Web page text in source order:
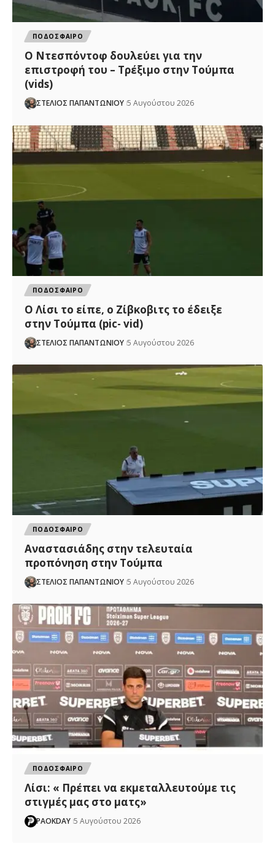
ΠΟΔΟΣΦΑΙΡΟ
Ο Ντεσπόντοφ δουλεύει για την
επιστροφή του – Τρέξιμο στην Τούμπα
(vids)
ΣΤΕΛΙΟΣ ΠΑΠΑΝΤΩΝΙΟΥ 5 Αυγούστου 2026
ΠΟΔΟΣΦΑΙΡΟ
Ο Λίσι το είπε, ο Ζίβκοβιτς το έδειξε
στην Τούμπα (pic- vid)
ΣΤΕΛΙΟΣ ΠΑΠΑΝΤΩΝΙΟΥ 5 Αυγούστου 2026
ΠΟΔΟΣΦΑΙΡΟ
Αναστασιάδης στην τελευταία
προπόνηση στην Τούμπα
ΣΤΕΛΙΟΣ ΠΑΠΑΝΤΩΝΙΟΥ 5 Αυγούστου 2026
ΠΟΔΟΣΦΑΙΡΟ
Λίσι: « Πρέπει να εκμεταλλευτούμε τις
στιγμές μας στο ματς»
PAOKDAY 5 Αυγούστου 2026